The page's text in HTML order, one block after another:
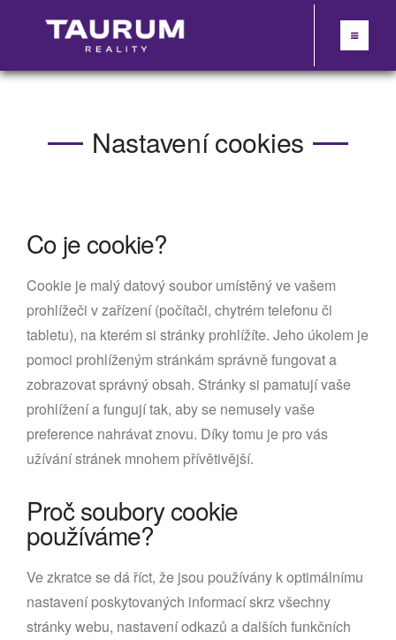
Nastavení cookies
Co je cookie?
Cookie je malý datový soubor umístěný ve vašem
prohlížeči v zařízení (počítači, chytrém telefonu či
tabletu), na kterém si stránky prohlížíte. Jeho úkolem je
pomoci prohlíženým stránkám správně fungovat a
zobrazovat správný obsah. Stránky si pamatují vaše
prohlížení a fungují tak, aby se nemusely vaše
preference nahrávat znovu. Díky tomu je pro vás
užívání stránek mnohem přívětivější.
Proč soubory cookie
používáme?
Ve zkratce se dá říct, že jsou používány k optimálnímu
nastavení poskytovaných informací skrz všechny
stránky webu, nastavení odkazů a dalších funkčních